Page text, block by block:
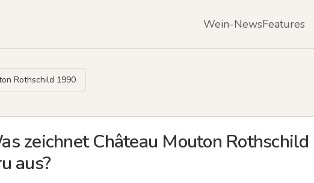
Wein-NewsFeatures
Rothschild 1990
zeichnet Château Mouton
aus?